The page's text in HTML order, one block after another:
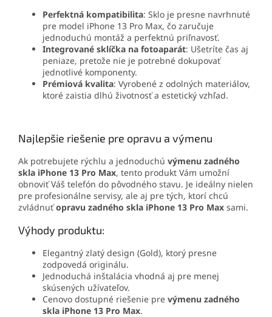
Perfektná kompatibilita: Sklo je presne navrhnuté
pre model iPhone 13 Pro Max, čo zaručuje
jednoduchú montáž a perfektnú priľnavosť.
Integrované sklíčka na fotoaparát: Ušetríte čas aj
peniaze, pretože nie je potrebné dokupovať
jednotlivé komponenty.
Prémiová kvalita: Vyrobené z odolných materiálov,
ktoré zaistia dlhú životnosť a estetický vzhľad.
Najlepšie riešenie pre opravu a výmenu
Ak potrebujete rýchlu a jednoduchú výmenu zadného
skla iPhone 13 Pro Max, tento produkt Vám umožní
obnoviť Váš telefón do pôvodného stavu. Je ideálny nielen
pre profesionálne servisy, ale aj pre tých, ktorí chcú
zvládnuť opravu zadného skla iPhone 13 Pro Max sami.
Výhody produktu:
Elegantný zlatý design (Gold), ktorý presne
zodpovedá originálu.
Jednoduchá inštalácia vhodná aj pre menej
skúsených užívateľov.
Cenovo dostupné riešenie pre výmenu zadného
skla iPhone 13 Pro Max.